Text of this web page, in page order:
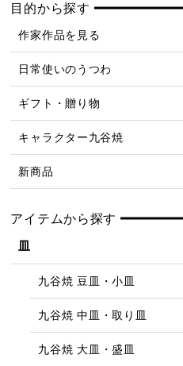
目的から探す
作家作品を見る
日常使いのうつわ
ギフト・贈り物
キャラクター九谷焼
新商品
アイテムから探す
皿
九谷焼 豆皿・小皿
九谷焼 中皿・取り皿
九谷焼 大皿・盛皿